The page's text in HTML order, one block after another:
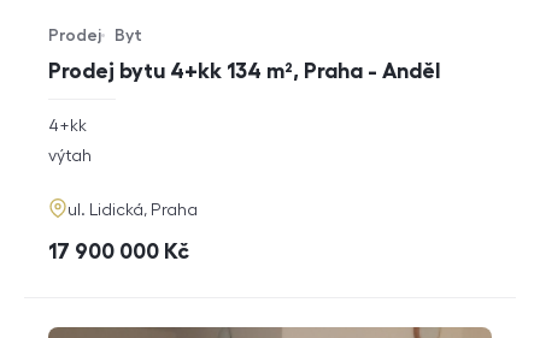
Prodej bytu 4+kk 134 m², Praha - Anděl
Typ nabídky
Prodej
Typ nemovitosti
Byt
rozměry
dispozice
4+kk
funkce
výtah
adresa
ul. Lidická, Praha
cena
17 900 000 Kč